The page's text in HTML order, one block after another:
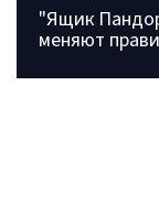
"Ящик
меняют